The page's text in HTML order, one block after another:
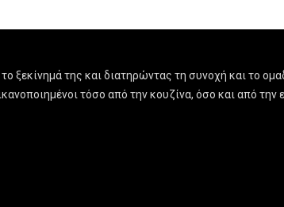
της και διατηρώντας τη συνοχή και το
τόσο από την κουζίνα, όσο και από